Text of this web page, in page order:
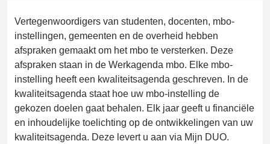
Vertegenwoordigers van studenten, docenten, mbo-
instellingen, gemeenten en de overheid hebben
afspraken gemaakt om het mbo te versterken. Deze
afspraken staan in de Werkagenda mbo. Elke mbo-
instelling heeft een kwaliteitsagenda geschreven. In de
kwaliteitsagenda staat hoe uw mbo-instelling de
gekozen doelen gaat behalen. Elk jaar geeft u financiële
en inhoudelijke toelichting op de ontwikkelingen van uw
kwaliteitsagenda. Deze levert u aan via Mijn DUO.